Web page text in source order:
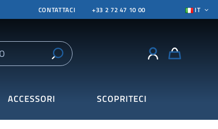
CONTATTACI +33 2 72 47 10 00 IT
ACCESSORI SCOPRITECI